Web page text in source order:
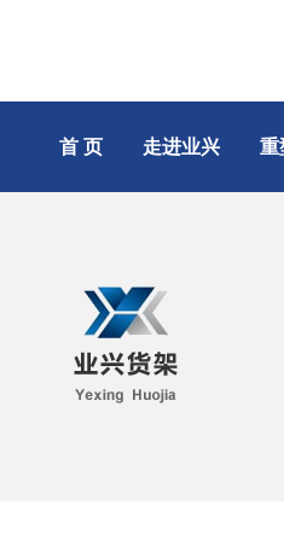
首 页 走进业兴 重